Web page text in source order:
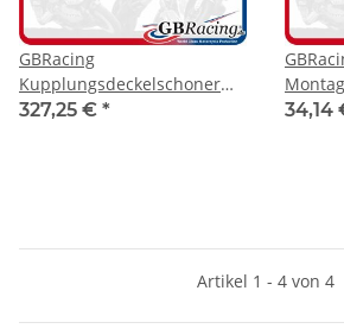
GBRacing
Kupplungsdeckelschoner
Suzuki GSX-R 1300
327,25 € *
mit
34,14
Artikel 1 - 4 von 4